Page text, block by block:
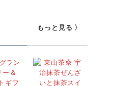
もっと見る 〉